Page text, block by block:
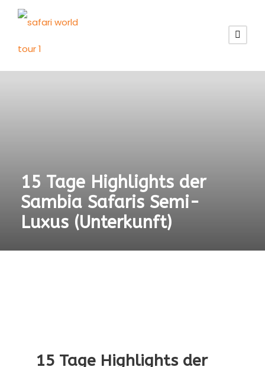
15 Tage Highlights der
Sambia Safaris Semi-
Luxus (Unterkunft)
15 Tage Highlights der